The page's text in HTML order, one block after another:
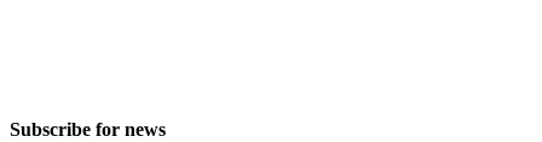
Subscribe for news